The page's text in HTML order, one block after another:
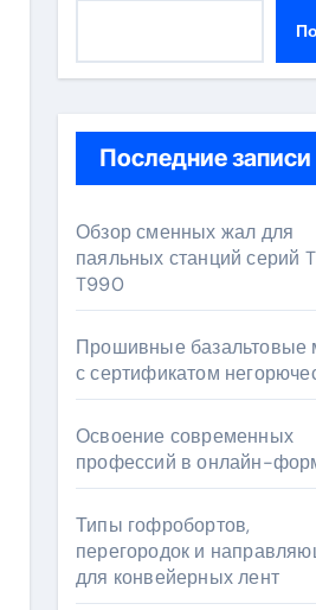
Последние записи
Обзор сменных жал для
паяльных станций серий
T990
Прошивные базальтовые
с сертификатом
Освоение современных
профессий в онлайн-
Типы гофробортов,
перегородок и
для конвейерных лент